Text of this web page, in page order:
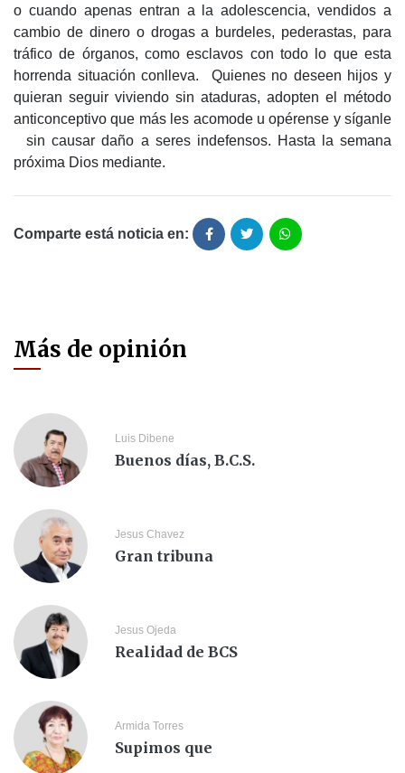
o cuando apenas entran a la adolescencia, vendidos a
cambio de dinero o drogas a burdeles, pederastas, para
tráfico de órganos, como esclavos con todo lo que esta
horrenda situación conlleva. Quienes no deseen hijos y
quieran seguir viviendo sin ataduras, adopten el método
anticonceptivo que más les acomode u opérense y síganle
sin causar daño a seres indefensos. Hasta la semana
próxima Dios mediante.
Comparte está noticia en:
Más de opinión
Luis Dibene
Buenos días, B.C.S.
Jesus Chavez
Gran tribuna
Jesus Ojeda
Realidad de BCS
Armida Torres
Supimos que